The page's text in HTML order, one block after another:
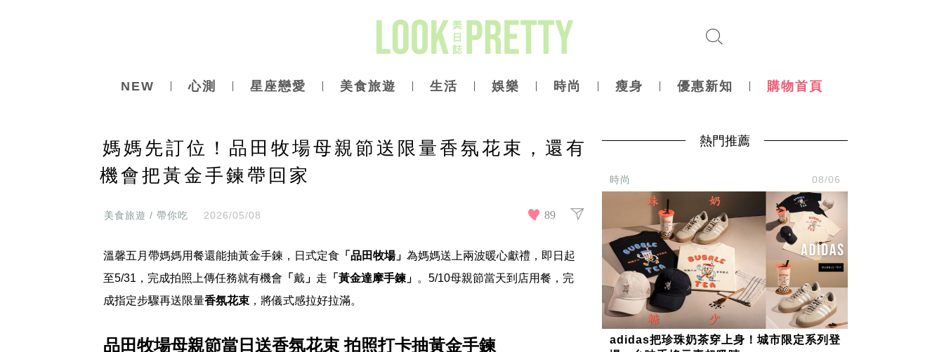
NEW 心測 星座戀愛 美食旅遊 生活 娛樂 時尚 瘦身 優惠新知 購物首頁
媽媽先訂位！品田牧場母親節送限量香氛花束，還有
機會把黃金手鍊帶回家
美食旅遊 / 帶你吃 2026/05/08 89
溫馨五月帶媽媽用餐還能抽黃金手鍊，日式定食 「品田牧場」 為媽媽送上兩波暖心獻禮，即日起
至5/31，完成拍照上傳任務就有機會 「 戴 」 走 「黃金達摩手鍊」 。5/10母親節當天到店用餐，完
成指定步驟再送限量香氛花束 ，將儀式感拉好拉滿。
品田牧場母親節當日送香氛花束 拍照打卡抽黃金手鍊
熱門推薦
時尚 08/06
adidas把珍珠奶茶穿上身！城市限定系列登